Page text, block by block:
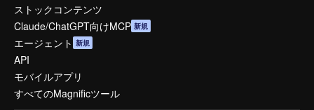
ストックコンテンツ
Claude/ChatGPT向けMCP 新規
エージェント 新規
API
モバイルアプリ
すべてのMagnificツール